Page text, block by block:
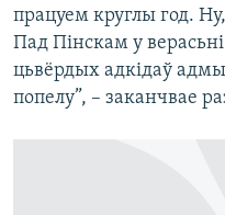
працуем круглы год.
Пад Пінскам у
цьвёрдых адкідаў
попелу”, – заканчвае